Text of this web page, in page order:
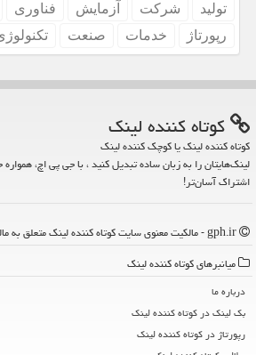
تولید شركت آزمایش فناوری
رپورتاژ
خدمات صنعت
كوتاه كننده لینك
کوتاه کننده لینک یا کوچک کننده لینک
لینک‌هایتان را به زبان ساده تبدیل کنید ، با جی پی اچ، همواره
اشتراک آسان‌تر!
میانبرهای كوتاه كننده لینك
درباره ما
بک لینک در كوتاه كننده لینك
رپورتاژ در كوتاه كننده لینك